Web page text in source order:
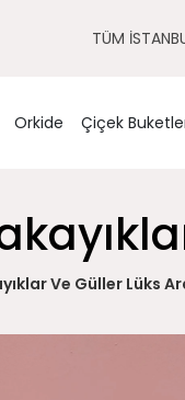
TÜM
Orkide Çiçek
Ve Güller Lüks